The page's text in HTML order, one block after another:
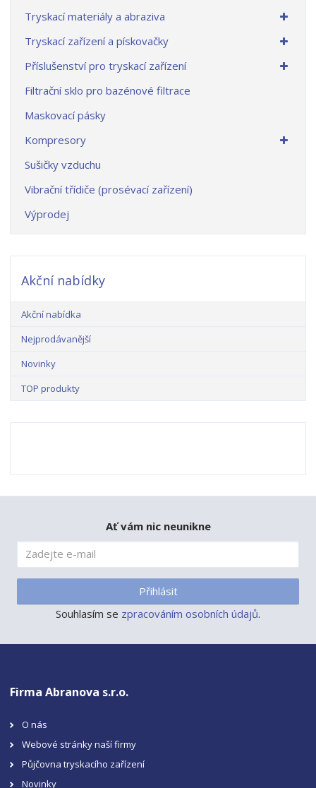
Tryskací materiály a abraziva
Tryskací zařízení a pískovačky
Příslušenství pro tryskací zařízení
Filtrační sklo pro bazénové filtrace
Maskovací pásky
Kompresory
Sušičky vzduchu
Vibrační třídiče (prosévací zařízení)
Výprodej
Akční nabídky
Akční nabídka
Nejprodávanější
Novinky
TOP produkty
Ať vám nic neunikne
Přihlásit
Souhlasím se zpracováním osobních údajů.
Firma Abranova s.r.o.
O nás
Webové stránky naší firmy
Půjčovna tryskacího zařízení
Novinky